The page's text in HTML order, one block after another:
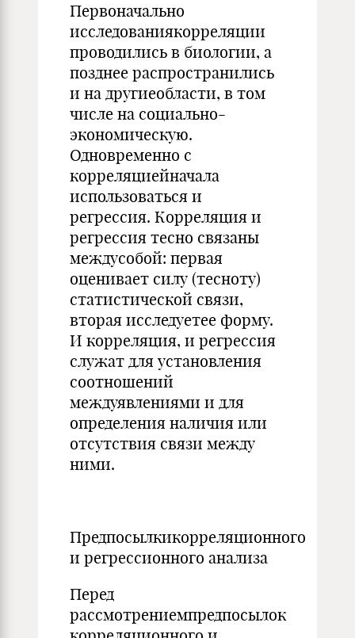
Первоначально
исследованиякорреляции
проводились в биологии, а
позднее распространились
и на другиеобласти, в том
числе на социально-
экономическую.
Одновременно с
корреляциейначала
использоваться и
регрессия. Корреляция и
регрессия тесно связаны
междусобой: первая
оценивает силу (тесноту)
статистической связи,
вторая исследуетее форму.
И корреляция, и регрессия
служат для установления
соотношений
междуявлениями и для
определения наличия или
отсутствия связи между
ними.
Предпосылкикорреляционного
и регрессионного анализа
Перед
рассмотрениемпредпосылок